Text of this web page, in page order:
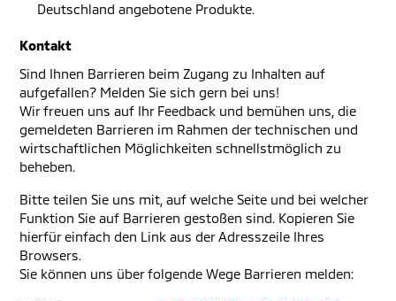
Deutschland angebotene Produkte.
Kontakt
Sind Ihnen Barrieren beim Zugang zu Inhalten auf
aufgefallen? Melden Sie sich gern bei uns!
Wir freuen uns auf Ihr Feedback und bemühen uns, die
gemeldeten Barrieren im Rahmen der technischen und
wirtschaftlichen Möglichkeiten schnellstmöglich zu
beheben.
Bitte teilen Sie uns mit, auf welche Seite und bei welcher
Funktion Sie auf Barrieren gestoßen sind. Kopieren Sie
hierfür einfach den Link aus der Adresszeile Ihres
Browsers.
Sie können uns über folgende Wege Barrieren melden: